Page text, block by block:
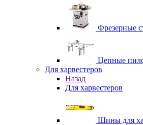
Фрезерные
Цепные
Для харвестеров
Назад
Для харвестеров
Шины для